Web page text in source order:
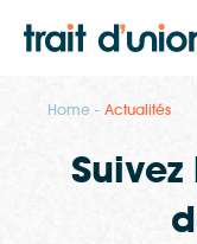
Home Actualités